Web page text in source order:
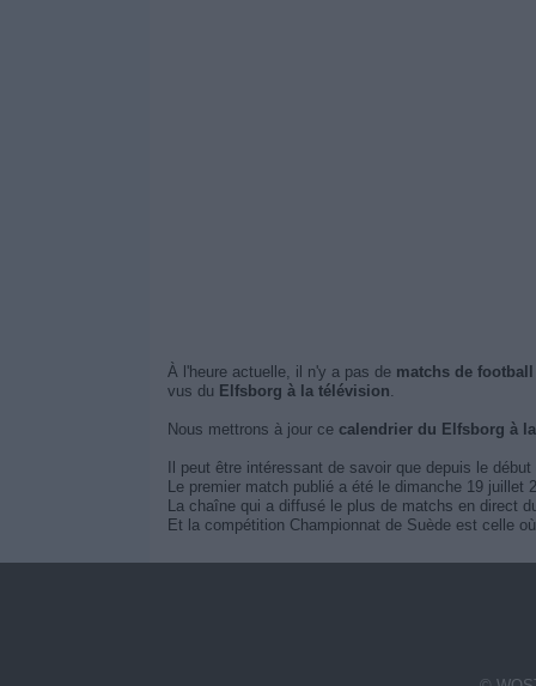
À l'heure actuelle, il n'y a pas de matchs de
vus du Elfsborg à la télévision.
Nous mettrons à jour ce calendrier du Elfsborg à
Il peut être intéressant de savoir que depuis le
Le premier match publié a été le dimanche 19 juillet
La chaîne qui a diffusé le plus de matchs en direct
Et la compétition Championnat de Suède est celle